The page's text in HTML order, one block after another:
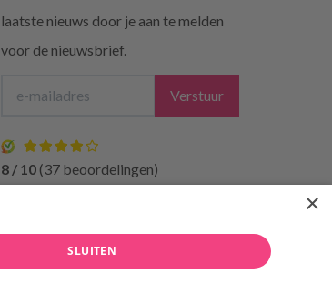
laatste nieuws door je aan te melden
voor de nieuwsbrief.
Verstuur
8 / 10(37 beoordelingen)
Bezorgenniet bij de buren
×
SLUITEN